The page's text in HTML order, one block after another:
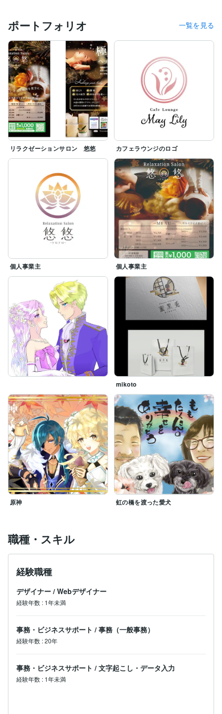
ポートフォリオ 一覧を見る
リラクゼーションサロン 悠悠 カフェラウンジのロゴ
個人事業主 個人事業主
mikoto
原神 虹の橋を渡った愛犬
職種・スキル
経験職種
デザイナー / Webデザイナー
経験年数 : 1年未満
事務・ビジネスサポート / 事務（一般事務）
経験年数 :20年
事務・ビジネスサポート / 文字起こし・データ入力
経験年数 : 1年未満